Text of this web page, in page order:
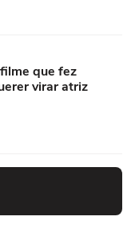
que fez
virar atriz